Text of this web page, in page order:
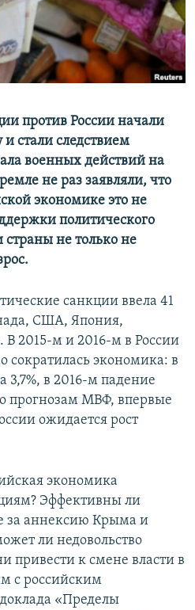
против России начали
и стали следствием
военных действий на
не раз заявляли, что
экономике это не
политического
не только не
санкции ввела 41
США, Япония,
2015-м и 2016-м в России
сократилась экономика: в
3,7%, в 2016-м падение
прогнозам МВФ, впервые
ожидается рост
экономика
Эффективны ли
за аннексию Крыма и
ли недовольство
привести к смене власти в
с российским
«Пределы